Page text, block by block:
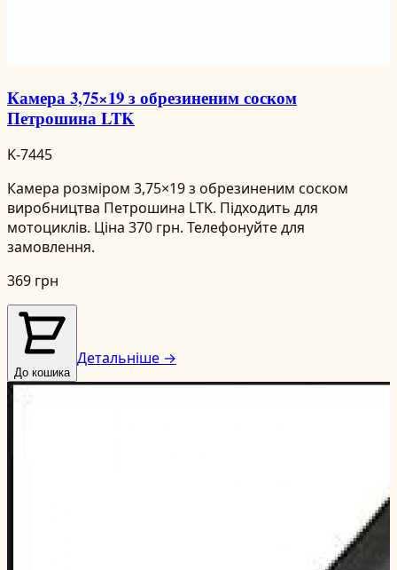
Камера 3,75×19 з обрезиненим соском
Петрошина LTK
K-7445
Камера розміром 3,75×19 з обрезиненим соском
виробництва Петрошина LTK. Підходить для
мотоциклів. Ціна 370 грн. Телефонуйте для
замовлення.
369 грн
До кошика
Детальніше →